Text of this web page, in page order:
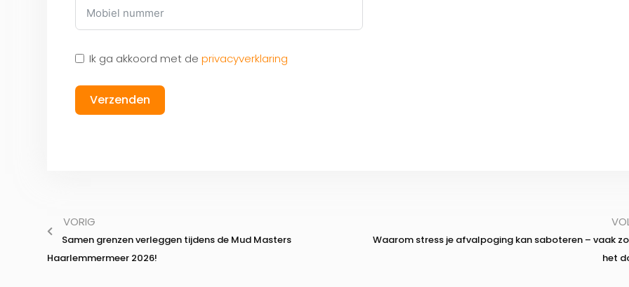
Ik ga akkoord met de privacyverklaring
Verzenden
VORIG
Samen grenzen verleggen tijdens de Mud Masters
Haarlemmermeer 2026!
Waarom stress je afvalpoging kan saboteren – vaak
het